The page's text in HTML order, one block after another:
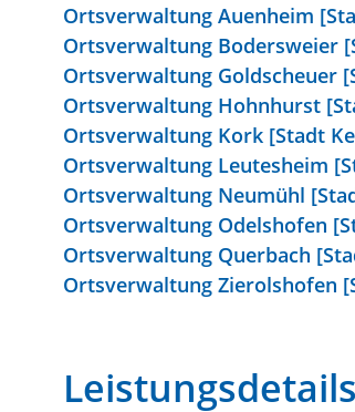
Ortsverwaltung Auenheim
Ortsverwaltung Bodersweier
Ortsverwaltung Goldscheuer
Ortsverwaltung Hohnhurst
Ortsverwaltung Kork [Stadt
Ortsverwaltung Leutesheim
Ortsverwaltung Neumühl
Ortsverwaltung Odelshofen
Ortsverwaltung Querbach
Ortsverwaltung Zierolshofen
Leistungsdetails